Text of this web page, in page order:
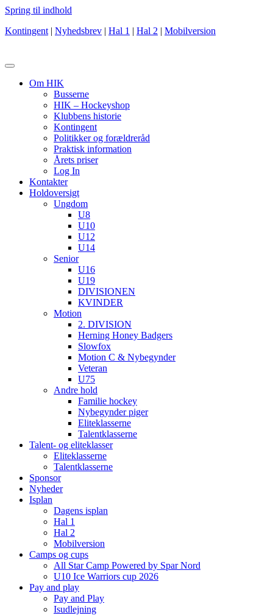
Spring til indhold
Kontingent | Nyhedsbrev | Hal 1 | Hal 2 | Mobilversion
Om HIK
Busserne
HIK – Hockeyshop
Klubbens historie
Kontingent
Politikker og forældreråd
Praktisk information
Årets priser
Log In
Kontakter
Holdoversigt
Ungdom
U8
U10
U12
U14
Senior
U16
U19
DIVISIONEN
KVINDER
Motion
2. DIVISION
Herning Honey Badgers
Slowfox
Motion C & Nybegynder
Veteran
U75
Andre hold
Familie hockey
Nybegynder piger
Eliteklasserne
Talentklasserne
Talent- og eliteklasser
Eliteklasserne
Talentklasserne
Sponsor
Nyheder
Isplan
Dagens isplan
Hal 1
Hal 2
Mobilversion
Camps og cups
All Star Camp Powered by Spar Nord
U10 Ice Warriors cup 2026
Pay and play
Pay and Play
Isudlejning